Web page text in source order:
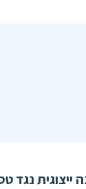
ייצוגית נגד